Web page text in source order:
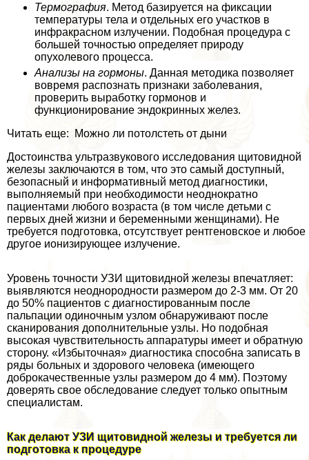
Термография. Метод базируется на фиксации
температуры тела и отдельных его участков в
инфpaкрасном излучении. Подобная процедypa с
большей точностью определяет природу
опухолевого процесса.
Анализы на гормоны. Данная методика позволяет
вовремя распознать признаки заболевания,
проверить выработку гормонов и
функционирование эндокринных желез.
Читать еще: Можно ли потолстеть от дыни
Достоинства ультразвукового исследования щитовидной
железы заключаются в том, что это самый доступный,
безопасный и информативный метод диагностики,
выполняемый при необходимости неоднократно
пациентами любого возраста (в том числе детьми с
первых дней жизни и беременными женщинами). Не
требуется подготовка, отсутствует рентгеновское и любое
другое ионизирующее излучение.
Уровень точности УЗИ щитовидной железы впечатляет:
выявляются неоднородности размером до 2-3 мм. От 20
до 50% пациентов с диагностированным после
пальпации одиночным узлом обнаруживают после
сканирования дополнительные узлы. Но подобная
высокая чувствительность аппаратуры имеет и обратную
сторону. «Избыточная» диагностика способна записать в
ряды больных и здорового человека (имеющего
доброкачественные узлы размером до 4 мм). Поэтому
доверять свое обследование следует только опытным
специалистам.
Как делают УЗИ щитовидной железы и требуется ли
подготовка к процедуре